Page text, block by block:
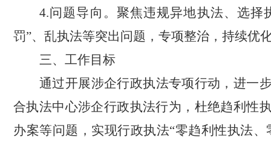
4.问题导向 。 聚焦违规异地执法、选择
罚”、乱执法等突出问题， 专项整治 ， 持续优
三、工作目标
通过开展涉企行政执法专项行动，进一
合执法中心涉企行政执法行为，杜绝趋利性
办案等问题，实现行政执法“零趋利性执法、